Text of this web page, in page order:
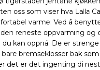
oss som viser hva Lalla
varme: Ved å
reneste oppvarming og
kan oppnå. De er
bare bremseklosser bak
det er det ingenting di